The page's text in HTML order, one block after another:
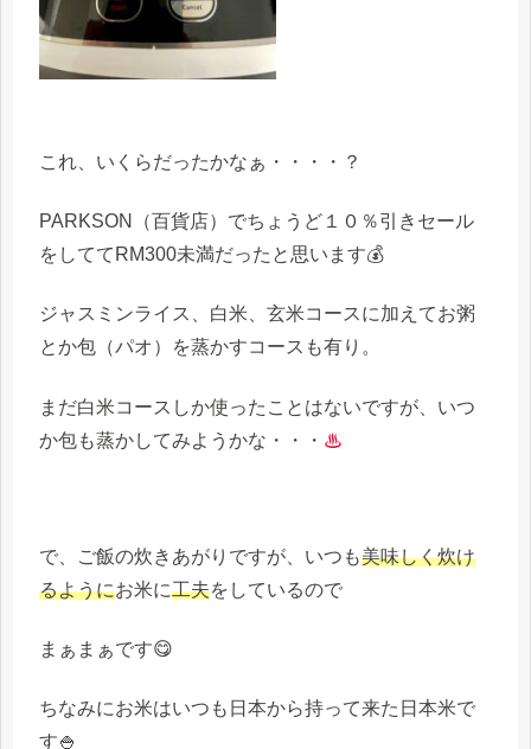
これ、いくらだったかなぁ・・・・？
PARKSON（百貨店）でちょうど１０％引きセール
をしててRM300未満だったと思います💰
ジャスミンライス、白米、玄米コースに加えてお粥
とか包（パオ）を蒸かすコースも有り。
まだ白米コースしか使ったことはないですが、いつ
か包も蒸かしてみようかな・・・ ♨
で、ご飯の炊きあがりですが、いつも美味しく炊け
るようにお米に工夫をしているので
まぁまぁです😋
ちなみにお米はいつも日本から持って来た日本米で
す🍚